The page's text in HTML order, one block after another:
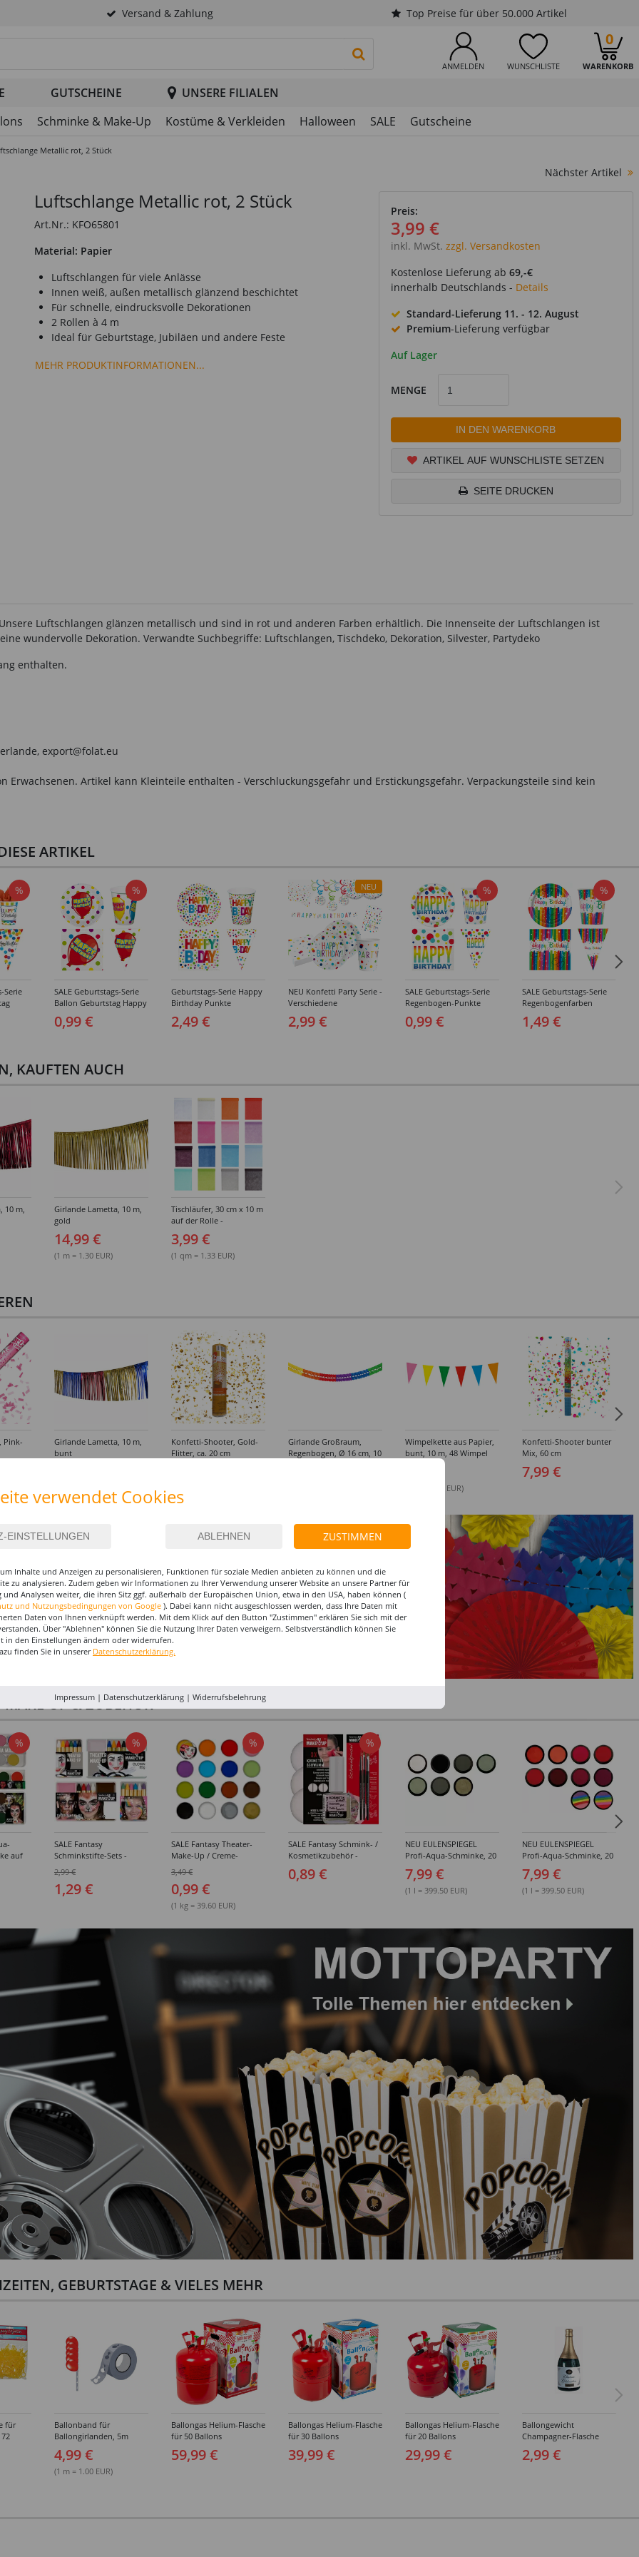
Versand & Zahlung Top Preise für über 50.000 Artikel
ANMELDEN WUNSCHLISTE WARENKORB
0
PRODUKTSUCHE STARTEN
GUTSCHEINE
UNSERE FILIALEN
Schminke & Make-Up Kostüme & Verkleiden Halloween SALE Gutscheine
Metallic rot, 2 Stück
Nächster Artikel
Luftschlange Metallic rot, 2 Stück
Art.Nr.: KFO65801
Material: Papier
Luftschlangen für viele Anlässe
Innen weiß, außen metallisch glänzend beschichtet
Für schnelle, eindrucksvolle Dekorationen
2 Rollen à 4 m
Ideal für Geburtstage, Jubiläen und andere Feste
MEHR PRODUKTINFORMATIONEN...
Preis:
3,99 €
inkl. MwSt. zzgl. Versandkosten
Kostenlose Lieferung ab 69,-€
innerhalb Deutschlands - Details
Standard-Lieferung 11. - 12. August
Premium-Lieferung verfügbar
Auf Lager
MENGE
IN DEN WARENKORB
ARTIKEL AUF WUNSCHLISTE SETZEN
SEITE DRUCKEN
Luftschlangen glänzen metallisch und sind in rot und anderen Farben erhältlich. Die Innenseite der Luftschlangen ist
wundervolle Dekoration. Verwandte Suchbegriffe: Luftschlangen, Tischdeko, Dekoration, Silvester, Partydeko
enthalten.
export@folat.eu
Artikel kann Kleinteile enthalten - Verschluckungsgefahr und Erstickungsgefahr. Verpackungsteile sind kein
ARTIKEL
%
Serie
%
SALE Geburtstags-Serie
Ballon Geburtstag Happy
Birthday - Teller,
Servietten, Becher &
0,99 €
Geburtstags-Serie Happy
Birthday Punkte
Geburtstag - Teller,
Servietten, Becher &
2,49 €
NEU
NEU Konfetti Party Serie -
Verschiedene
Geburtstagsartikel
2,99 €
%
SALE Geburtstags-Serie
Regenbogen-Punkte
Geburtstag Happy
Birthday - Teller,
0,99 €
%
SALE Geburtstags-Serie
Regenbogenfarben
Geburtstag Happy
Birthday - Teller,
1,49 €
KAUFTEN AUCH
10 m,
Girlande Lametta, 10 m,
gold
14,99 €
(1 m = 1.30 EUR)
Tischläufer, 30 cm x 10 m
auf der Rolle -
Verschiedene Farben
3,99 €
(1 qm = 1.33 EUR)
Pink-
Girlande Lametta, 10 m,
bunt
(1 m = 1.30 EUR)
Konfetti-Shooter, Gold-
Flitter, ca. 20 cm
Girlande Großraum,
Regenbogen, Ø 16 cm, 10
Wimpelkette aus Papier,
bunt, 10 m, 48 Wimpel
(1 m = 0.28 EUR)
Konfetti-Shooter bunter
Mix, 60 cm
7,99 €
MAKE-UP & ZUBEHÖR
%
auf
%
SALE Fantasy
Schminkstifte-Sets -
Ausführungen
2,99 €
1,29 €
%
SALE Fantasy Theater-
Make-Up / Creme-
25g - Verschiedene
Karnevalsfarben
3,49 €
0,99 €
(1 kg = 39.60 EUR)
%
SALE Fantasy Schmink- /
Kosmetikzubehör -
0,89 €
NEU EULENSPIEGEL
Profi-Aqua-Schminke, 20
Grau-Töne -
Verschiedene Farben
7,99 €
(1 l = 399.50 EUR)
NEU EULENSPIEGEL
Profi-Aqua-Schminke, 20
Verschiedene Farben
7,99 €
(1 l = 399.50 EUR)
GEBURTSTAGE & VIELES MEHR
für
Ballonband für
Ballongirlanden, 5m
Deko-Band aus PVC
4,99 €
(1 m = 1.00 EUR)
Ballongas Helium-Flasche
für 50 Ballons
59,99 €
Ballongas Helium-Flasche
für 30 Ballons
39,99 €
Ballongas Helium-Flasche
für 20 Ballons
29,99 €
Ballongewicht
Champagner-Flasche
2,99 €
verwendet Cookies
ZUSTIMMEN
Inhalte und Anzeigen zu personalisieren, Funktionen für soziale Medien anbieten zu können und die
zu analysieren. Zudem geben wir Informationen zu Ihrer Verwendung unserer Website an unsere Partner für
und Analysen weiter, die ihren Sitz ggf. außerhalb der Europäischen Union, etwa in den USA, haben können (
und Nutzungsbedingungen von Google ). Dabei kann nicht ausgeschlossen werden, dass Ihre Daten mit
Daten von Ihnen verknüpft werden. Mit dem Klick auf den Button "Zustimmen" erklären Sie sich mit der
Über "Ablehnen" können Sie die Nutzung Ihrer Daten verweigern. Selbstverständlich können Sie
in den Einstellungen ändern oder widerrufen.
finden Sie in unserer Datenschutzerklärung.
Impressum| Datenschutzerklärung| Widerrufsbelehrung